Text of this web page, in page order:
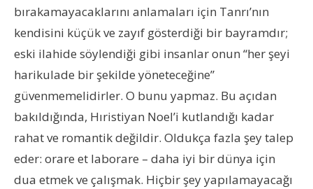
bırakamayacaklarını anlamaları için Tanrı’nın
kendisini küçük ve zayıf gösterdiği bir bayramdır;
eski ilahide söylendiği gibi insanlar onun “her şeyi
harikulade bir şekilde yöneteceğine”
güvenmemelidirler. O bunu yapmaz. Bu açıdan
bakıldığında, Hıristiyan Noel’i kutlandığı kadar
rahat ve romantik değildir. Oldukça fazla şey talep
eder: orare et laborare – daha iyi bir dünya için
dua etmek ve çalışmak. Hiçbir şey yapılamayacağı